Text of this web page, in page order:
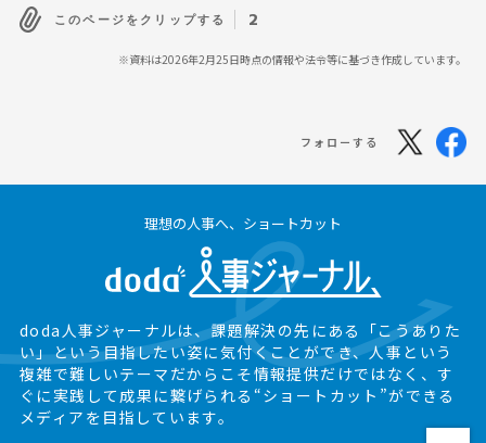
このページをクリップする 2
※資料は2026年2月25日時点の情報や法令等に基づき作成しています。
フォローする
理想の人事へ、ショートカット
doda人事ジャーナルは、課題解決の先にある
「こうありた
い」という目指したい姿に気付くことができ、人事という
複雑で難しいテーマだからこそ情報提供だけではなく、 す
ぐに実践して成果に繋げられる“ショートカット”ができる
メディアを目指しています。